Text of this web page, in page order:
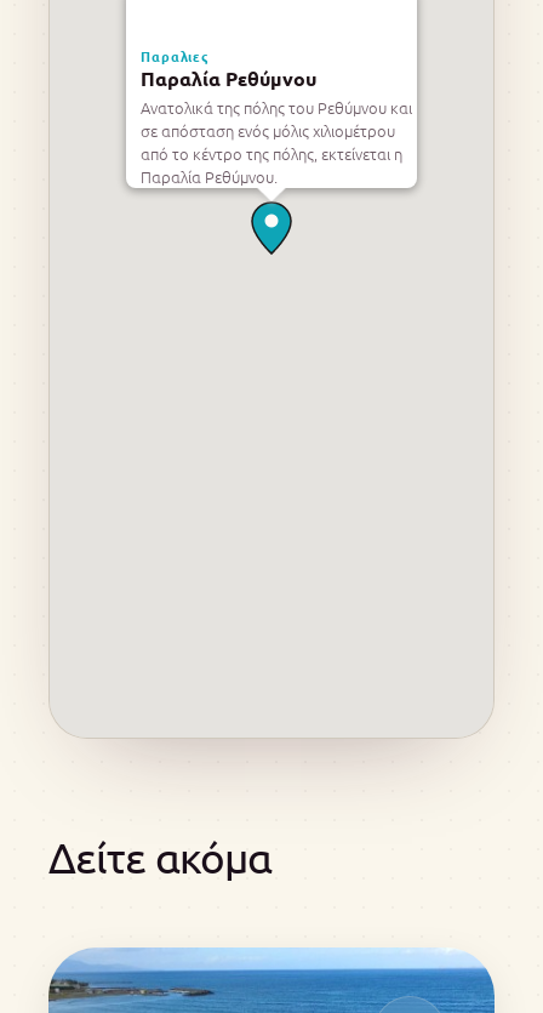
Παραλιες
Παραλία Ρεθύμνου
Ανατολικά της πόλης του Ρεθύμνου και
σε απόσταση ενός μόλις χιλιομέτρου
από το κέντρο της πόλης, εκτείνεται η
Παραλία Ρεθύμνου.
Δείτε ακόμα